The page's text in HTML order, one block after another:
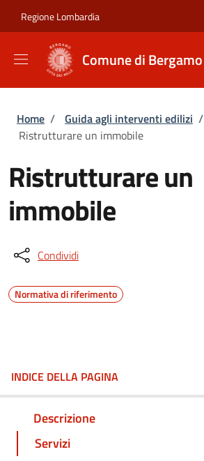
Regione Lombardia
Comune di Bergamo
Briciole di pane
Home / Guida agli interventi edilizi /
Ristrutturare un immobile
Ristrutturare un
immobile
Condividi
Normativa di riferimento
INDICE DELLA PAGINA
Descrizione
Servizi